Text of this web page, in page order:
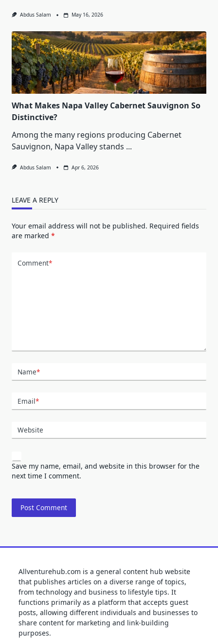
Abdus Salam May 16, 2026
What Makes Napa Valley Cabernet Sauvignon So
Distinctive?
Among the many regions producing Cabernet
Sauvignon, Napa Valley stands ...
Abdus Salam Apr 6, 2026
LEAVE A REPLY
Your email address will not be published. Required fields
are marked *
Comment*
Name*
Email*
Website
Save my name, email, and website in this browser for the
next time I comment.
Allventurehub.com is a general content hub website
that publishes articles on a diverse range of topics,
from technology and business to lifestyle tips. It
functions primarily as a platform that accepts guest
posts, allowing different individuals and businesses to
share content for marketing and link-building
purposes.